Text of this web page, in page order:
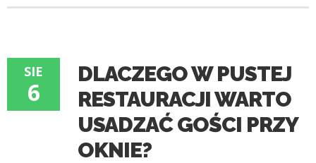
SIE
6
DLACZEGO W PUSTEJ
RESTAURACJI WARTO
USADZAĆ GOŚCI PRZY
OKNIE?